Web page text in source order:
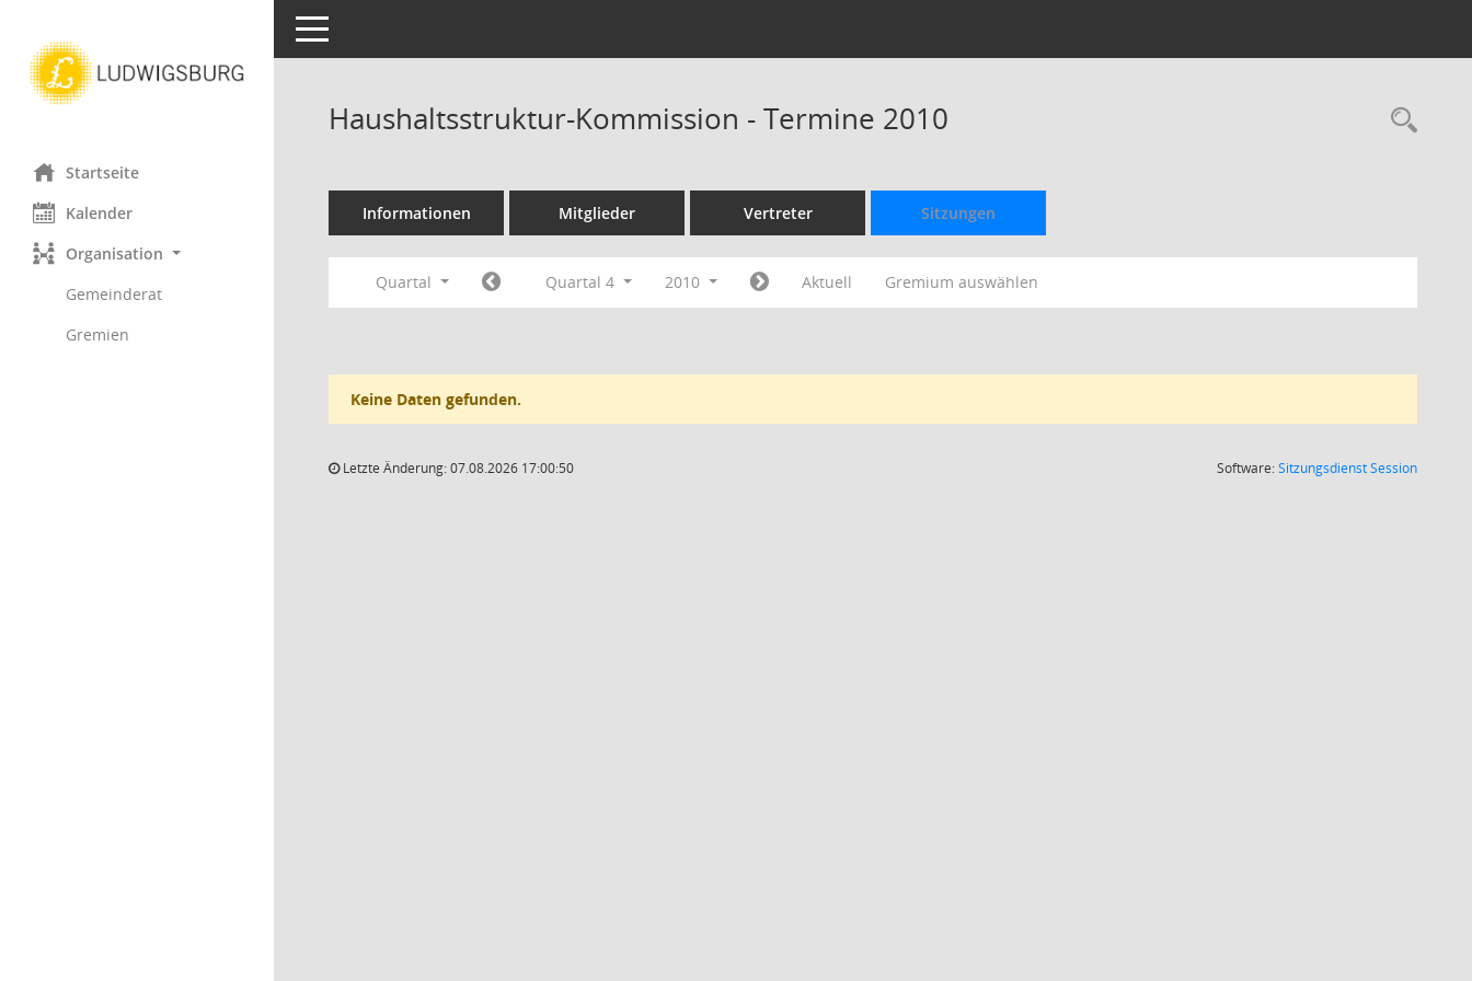
Startseite
Kalender
Organisation
Gemeinderat
Gremien
Toggle navigation
Haushaltsstruktur-Kommission - Termine 2010
Informationen Mitglieder Vertreter Sitzungen
Quartal Quartal 4 2010 Aktuell Gremium auswählen
Keine Daten gefunden.
Letzte Änderung: 07.08.2026 17:00:50 Software:SitzungsdienstSession(Wird in